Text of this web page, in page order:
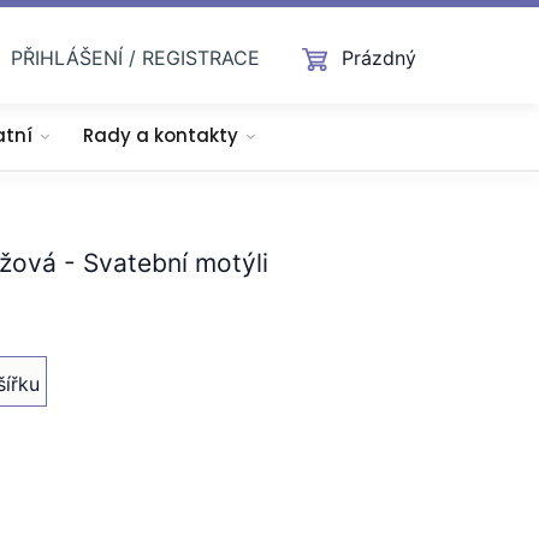
PŘIHLÁŠENÍ / REGISTRACE Prázdný
Rady a kontakty
- Svatební motýli